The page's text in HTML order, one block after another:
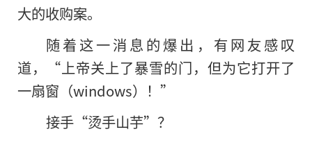
大的收购案。
随着这一消息的爆出，有网友感叹
道，“上帝关上了暴雪的门，但为它打开了
一扇窗（windows）！”
接手“烫手山芋”？